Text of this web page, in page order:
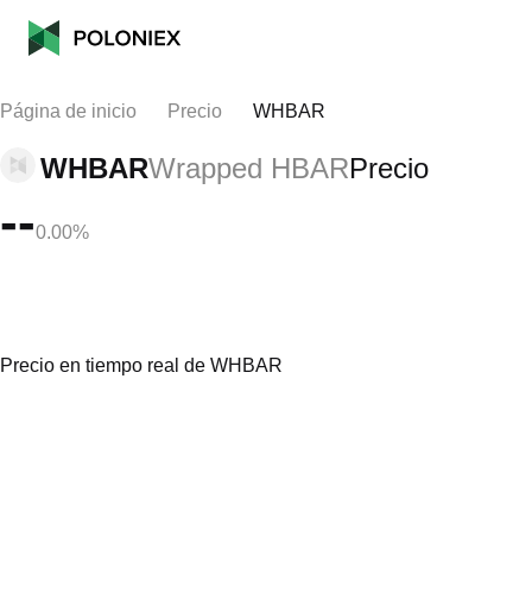
Página de inicio Precio WHBAR
WHBARWrapped HBARPrecio
--0.00%
Precio en tiempo real de WHBAR